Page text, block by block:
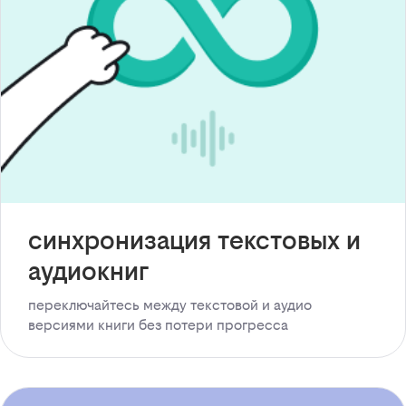
синхронизация текстовых и
аудиокниг
переключайтесь между текстовой и аудио
версиями книги без потери прогресса